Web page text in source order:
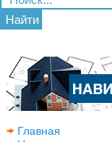
Найти
Главная